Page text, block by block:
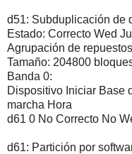
d51: Subduplicación de
Estado: Correcto Wed
Agrupación de
Tamaño: 204800
Banda 0:
Dispositivo Iniciar Base
marcha Hora
d61 0 No Correcto No
d61: Partición por